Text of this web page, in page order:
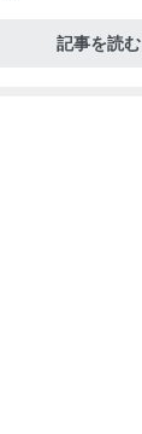
記事を読む